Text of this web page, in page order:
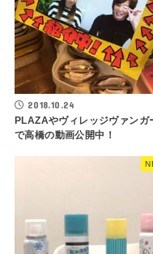
2018.10.24
PLAZAやヴィレッジヴァンガ
で高橋の動画公開中！